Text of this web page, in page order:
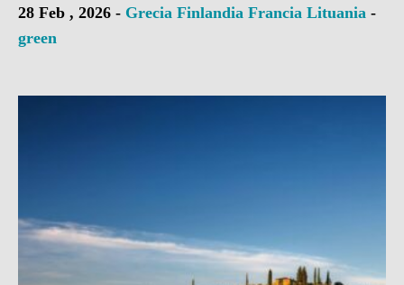
28 Feb , 2026 - Grecia Finlandia Francia Lituania -
green